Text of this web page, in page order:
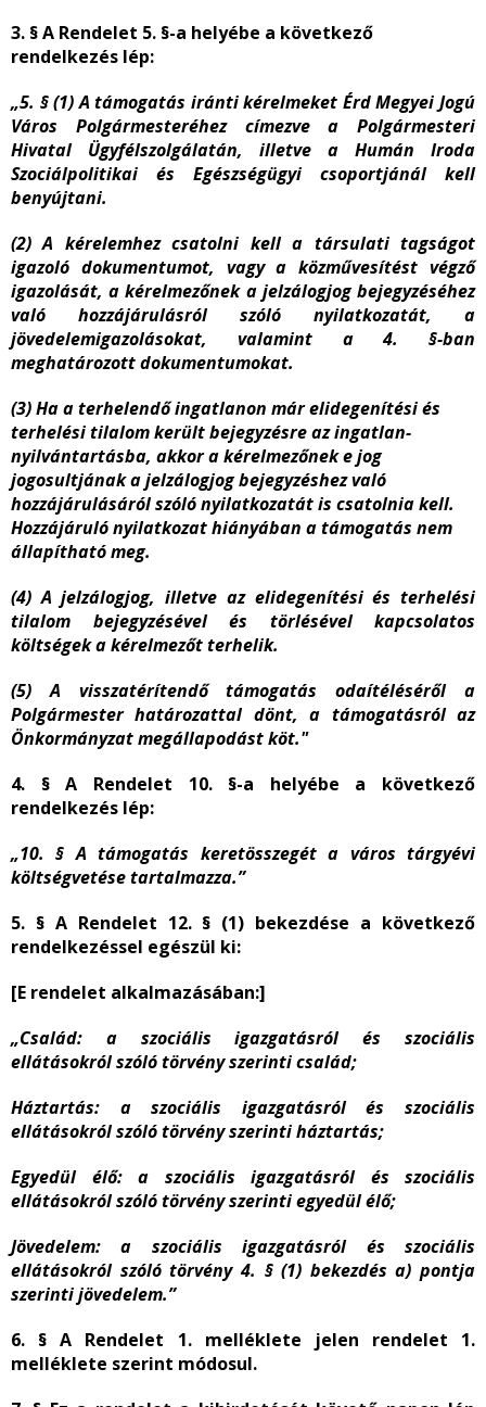
3. § A Rendelet 5. §-a helyébe a következő
rendelkezés lép:
„5. § (1) A támogatás iránti kérelmeket Érd Megyei Jogú
Város Polgármesteréhez címezve a Polgármesteri
Hivatal Ügyfélszolgálatán, illetve a Humán Iroda
Szociálpolitikai és Egészségügyi csoportjánál kell
benyújtani.
(2) A kérelemhez csatolni kell a társulati tagságot
igazoló dokumentumot, vagy a közművesítést végző
igazolását, a kérelmezőnek a jelzálogjog bejegyzéséhez
való hozzájárulásról szóló nyilatkozatát, a
jövedelemigazolásokat, valamint a 4. §-ban
meghatározott dokumentumokat.
(3)Ha a terhelendő ingatlanon már elidegenítési és
terhelési tilalom került bejegyzésre az ingatlan-
nyilvántartásba, akkor a kérelmezőnek e jog
jogosultjának a jelzálogjog bejegyzéshez való
hozzájárulásáról szóló nyilatkozatát is csatolnia kell.
Hozzájáruló nyilatkozat hiányában a támogatás nem
állapítható meg.
(4) A jelzálogjog, illetve az elidegenítési és terhelési
tilalom bejegyzésével és törlésével kapcsolatos
költségek a kérelmezőt terhelik.
(5) A visszatérítendő támogatás odaítéléséről a
Polgármester határozattal dönt, a támogatásról az
Önkormányzat megállapodást köt."
4. § A Rendelet 10. §-a helyébe a következő
rendelkezés lép:
„10. § A támogatás keretösszegét a város tárgyévi
költségvetése tartalmazza.”
5. § A Rendelet 12. § (1) bekezdése a következő
rendelkezéssel egészül ki:
[E rendelet alkalmazásában:]
„Család: a szociális igazgatásról és szociális
ellátásokról szóló törvény szerinti család;
Háztartás: a szociális igazgatásról és szociális
ellátásokról szóló törvény szerinti háztartás;
Egyedül élő: a szociális igazgatásról és szociális
ellátásokról szóló törvény szerinti egyedül élő;
Jövedelem:a szociális igazgatásról és szociális
ellátásokról szóló törvény4. § (1) bekezdés a) pontja
szerinti jövedelem.”
6. § A Rendelet 1. melléklete jelen rendelet 1.
melléklete szerint módosul.